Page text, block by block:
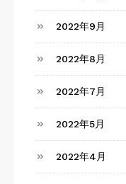
2022年9月
2022年8月
2022年7月
2022年5月
2022年4月